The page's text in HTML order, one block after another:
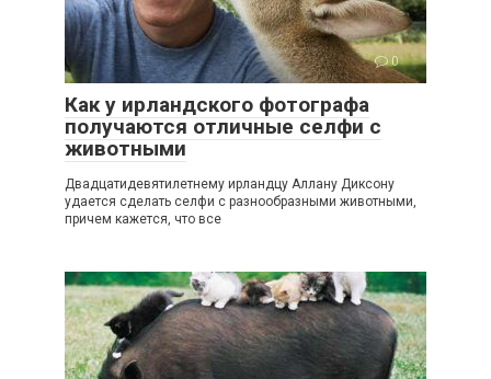
0
Как у ирландского фотографа
получаются отличные селфи с
животными
Двадцатидевятилетнему ирландцу Аллану Диксону
удается сделать селфи с разнообразными животными,
причем кажется, что все